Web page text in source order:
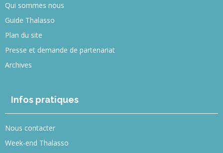
Qui sommes nous
Guide Thalasso
Plan du site
Presse et demande de partenariat
Archives
Infos pratiques
Nous contacter
Week-end Thalasso